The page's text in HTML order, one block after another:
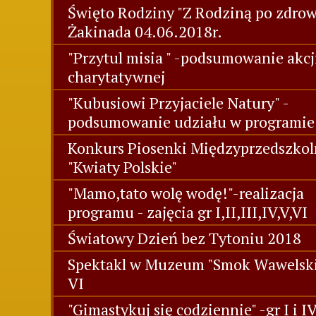
Święto Rodziny "Z Rodziną po
Żakinada 04.06.2018r.
"Przytul misia " -podsumowanie
charytatywnej
"Kubusiowi Przyjaciele Natury" -
podsumowanie udziału w programie
Konkurs Piosenki
"Kwiaty Polskie"
"Mamo,tato wolę wodę!"-realizacja
programu - zajęcia gr I,II,III,IV,V,VI
Światowy Dzień bez Tytoniu 2018
Spektakl w Muzeum "Smok
VI
"Gimastykuj się codziennie" -gr I i